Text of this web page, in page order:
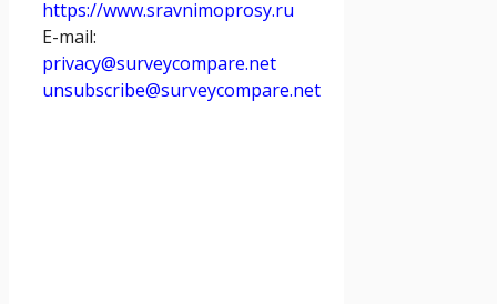
https://www.sravnimoprosy.ru
E-mail:
privacy@surveycompare.net
unsubscribe@surveycompare.net